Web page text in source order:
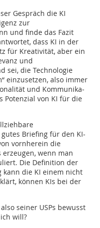
Gespräch die KI
zur
und finde das Fazit
dass KI in der
für Kreativität, aber ein
und
sei, die Technologie
einzusetzen, also immer
und Kommunika­
Potenzial von KI für die
Briefing für den KI-
vornherein die
wenn man
Die Definition der
kann die KI einem nicht
können KIs bei der
seiner USPs bewusst
will?